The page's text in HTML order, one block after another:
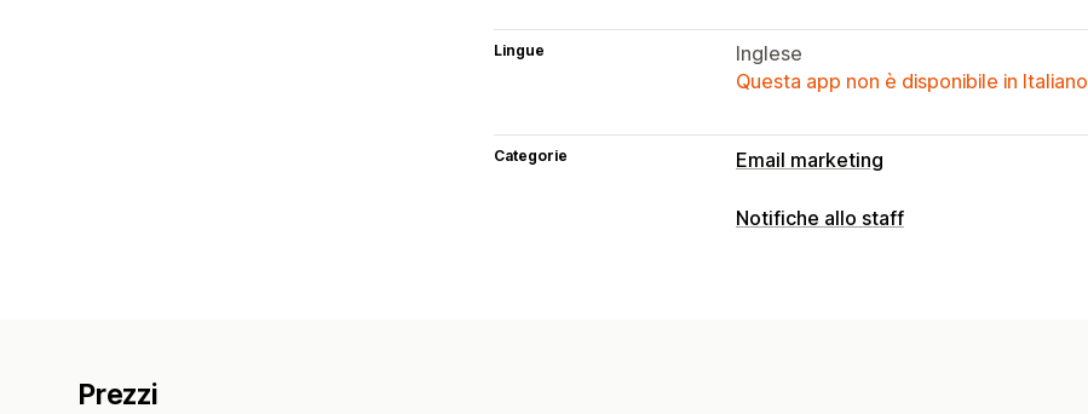
Lingue
Inglese
Questa app non è disponibile in Italiano
Categorie Email marketing
Notifiche allo staff
Prezzi